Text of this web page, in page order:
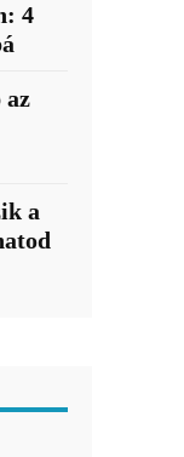
4
az
a